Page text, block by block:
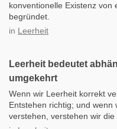
konventionelle Existenz von
begründet.
in Leerheit
Leerheit bedeutet
umgekehrt
Wenn wir Leerheit korrekt
Entstehen richtig; und
verstehen, verstehen wir die